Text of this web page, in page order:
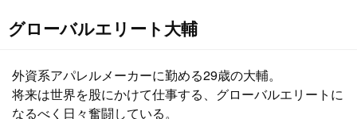
グローバルエリート大輔
外資系アパレルメーカーに勤める29歳の大輔。
将来は世界を股にかけて仕事する、グローバルエリートに
なるべく日々奮闘している。